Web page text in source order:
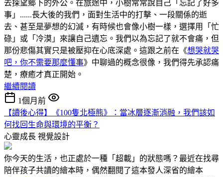
去探望鄉下的外公。在旅途中，小樹常常說自己「忘記了好多
事」......長大後的我們，面對生活中的打擊、一段關係的逝
去、甚至是夢想的幻滅，有時候也會像小樹一樣，選擇用「忙
碌」或「冷漠」來讓自己遺忘。我們以為忘記了就不會痛，但
那份悲傷其實只是被壓抑在心底深處。這跟之前在《想哭就哭
吧，你不需要那麼懂事》中聊過的概念很像，我們得先承認痛
楚，療癒才真正開始。
繼續閱讀
1個月前
【讀後心得】《100隻北極熊》：當冰層逐漸消融，我們該如
何找回生命與環境的平衡？
心靈成長 視覺設計
你今天的生活，也正處於一種「超載」的狀態嗎？最近在找尋
陪伴孩子共讀的繪本時，偶然翻閱了這本發人深省的繪本